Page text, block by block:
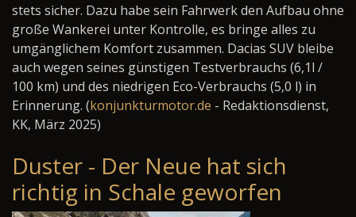
stets sicher. Dazu habe sein Fahrwerk den Aufbau ohne
große Wankerei unter Kontrolle, es bringe alles zu
umgänglichem Komfort zusammen. Dacias SUV bleibe
auch wegen seines günstigen Testverbrauchs (6,1l /
100 km) und des niedrigen Eco-Verbrauchs (5,0 l) in
Erinnerung. (konjunkturmotor.de - Redaktionsdienst,
KK, März 2025)
Duster - Der Neue hat sich
richtig in Schale geworfen